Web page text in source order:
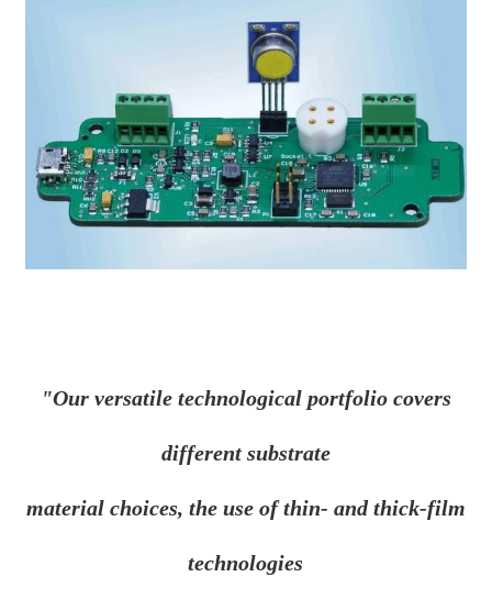
"Our versatile technological portfolio covers
different substrate
material choices, the use of thin- and thick-film
technologies